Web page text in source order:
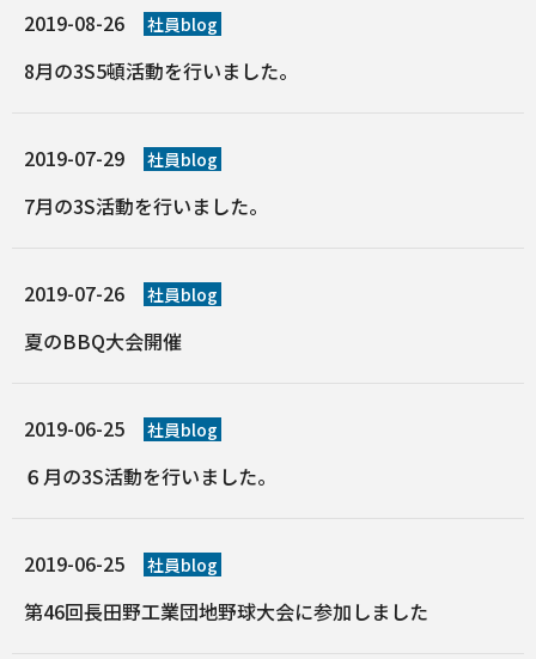
2019-08-26 社員blog
8月の3S5頓活動を行いました。
2019-07-29 社員blog
7月の3S活動を行いました。
2019-07-26 社員blog
夏のBBQ大会開催
2019-06-25 社員blog
６月の3S活動を行いました。
2019-06-25 社員blog
第46回長田野工業団地野球大会に参加しました